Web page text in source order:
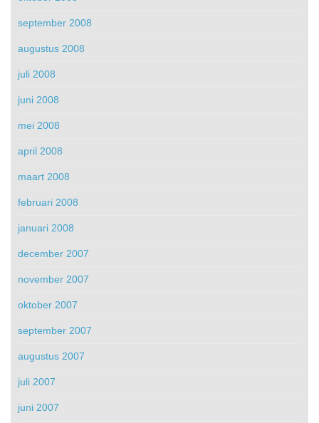
september 2008
augustus 2008
juli 2008
juni 2008
mei 2008
april 2008
maart 2008
februari 2008
januari 2008
december 2007
november 2007
oktober 2007
september 2007
augustus 2007
juli 2007
juni 2007